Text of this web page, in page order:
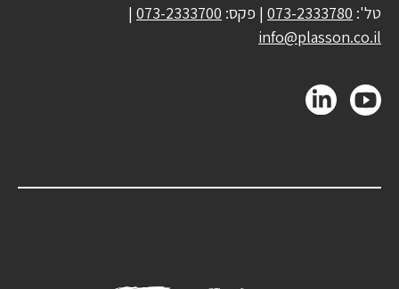
טל': 073-2333780 | פקס: 073-2333700
|
info@plasson.co.il